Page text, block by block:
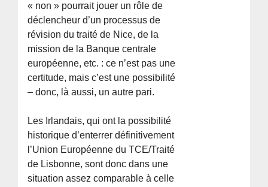
« non » pourrait jouer un rôle de
déclencheur d’un processus de
révision du traité de Nice, de la
mission de la Banque centrale
européenne, etc. : ce n’est pas une
certitude, mais c’est une possibilité
– donc, là aussi, un autre pari.
Les Irlandais, qui ont la possibilité
historique d’enterrer définitivement
l’Union Européenne du TCE/Traité
de Lisbonne, sont donc dans une
situation assez comparable à celle